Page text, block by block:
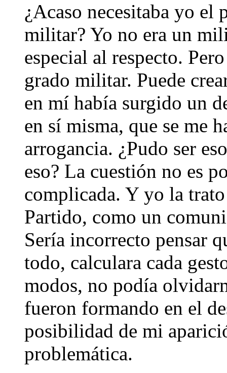
¿Acaso necesitaba yo el
militar? Yo no era un
especial al respecto.
grado militar. Puede
en mí había surgido un
en sí misma, que se me
arrogancia. ¿Pudo ser
eso? La cuestión no es
complicada. Y yo la
Partido, como un
Sería incorrecto pensar
todo, calculara cada
modos, no podía
fueron formando en el
posibilidad de mi
problemática.